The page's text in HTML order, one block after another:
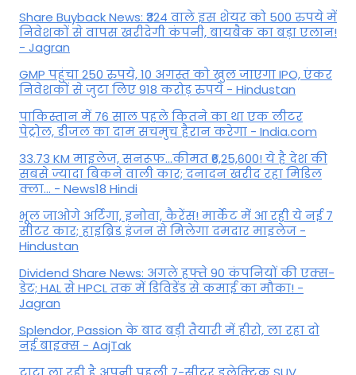
Share Buyback News: ₹324 वाले इस शेयर को 500 रुपये में
निवेशकों से वापस खरीदेगी कंपनी, बायबैक का बड़ा एलान!
- Jagran
GMP पहुंचा 250 रुपये, 10 अगस्त को खुल जाएगा IPO, एंकर
निवेशकों से जुटा लिए 918 करोड़ रुपये - Hindustan
पाकिस्तान में 76 साल पहले कितने का था एक लीटर
पेट्रोल, डीजल का दाम सचमुच हैरान करेगा - India.com
33.73 KM माइलेज, सनरूफ...कीमत ₹6,25,600! ये है देश की
सबसे ज्यादा बिकने वाली कार; दनादन खरीद रहा मिडिल
क्ला... - News18 Hindi
भूल जाओगे अर्टिगा, इनोवा, कैरेंस! मार्केट में आ रही ये नई 7
सीटर कार; हाइब्रिड इंजन से मिलेगा दमदार माइलेज -
Hindustan
Dividend Share News: अगले हफ्ते 90 कंपनियों की एक्स-
डेट; HAL से HPCL तक में डिविडेंड से कमाई का मौका! -
Jagran
Splendor, Passion के बाद बड़ी तैयारी में हीरो, ला रहा दो
नई बाइक्स - AajTak